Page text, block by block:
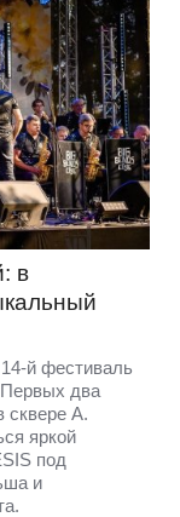
в
й фестиваль
два
сквере А.
яркой
под
и